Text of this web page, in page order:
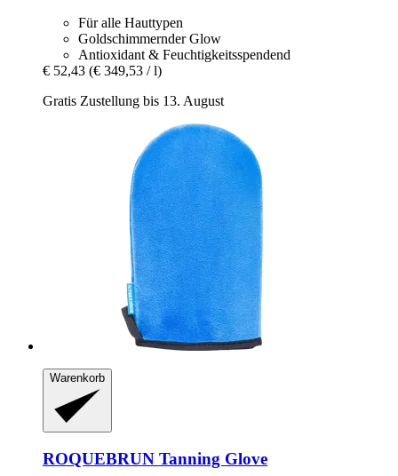
Für alle Hauttypen
Goldschimmernder Glow
Antioxidant & Feuchtigkeitsspendend
€ 52,43 (€ 349,53 / l)
Gratis Zustellung bis 13. August
Warenkorb
ROQUEBRUN Tanning Glove